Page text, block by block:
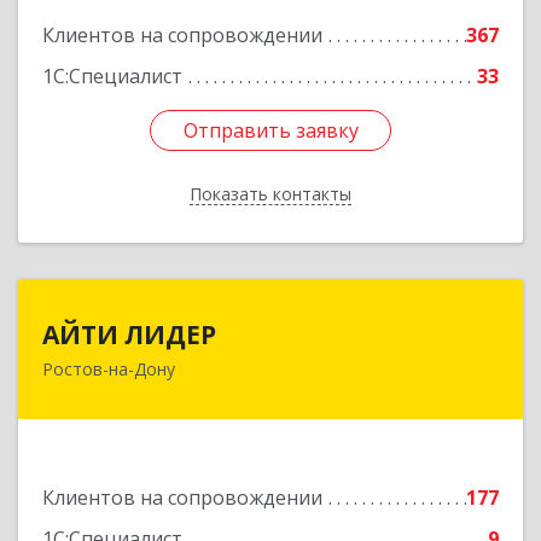
Клиентов на сопровождении
367
1С:Специалист
33
Отправить заявку
Показать контакты
Отправить заявку
Назад
АЙТИ ЛИДЕР
Ростов-на-Дону
Клиентов на сопровождении
177
344065, Ростовская обл, Ростов-на-Дону г,